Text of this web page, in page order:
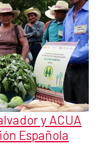
y ACUA
Española